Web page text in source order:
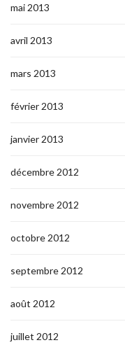
mai 2013
avril 2013
mars 2013
février 2013
janvier 2013
décembre 2012
novembre 2012
octobre 2012
septembre 2012
août 2012
juillet 2012